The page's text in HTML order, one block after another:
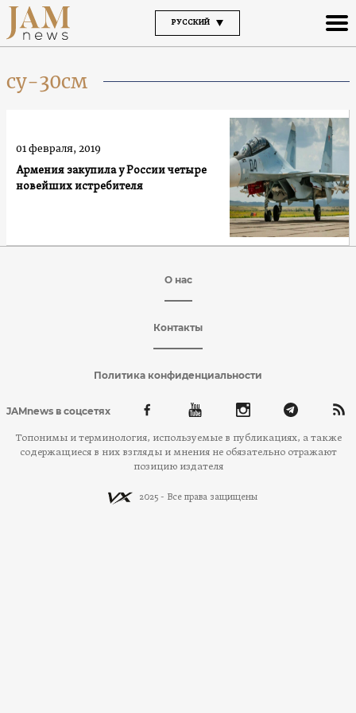
РУССКИЙ
су-30см
Армения закупила у России четыре
новейших истребителя
01 февраля, 2019
О нас
Контакты
Политика конфиденциальности
JAMnews в соцсетях
Топонимы и терминология, используемые в публикациях, а также
содержащиеся в них взгляды и мнения не обязательно отражают
позицию издателя
2025 - Все права защищены